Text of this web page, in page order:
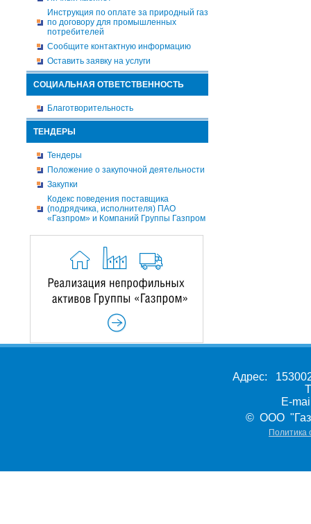
Инструкция по оплате за природный газ
по договору для промышленных
потребителей
Сообщите контактную информацию
Оставить заявку на услуги
СОЦИАЛЬНАЯ ОТВЕТСТВЕННОСТЬ
Благотворительность
ТЕНДЕРЫ
Тендеры
Положение о закупочной деятельности
Закупки
Кодекс поведения поставщика
(подрядчика, исполнителя) ПАО
«Газпром» и Компаний Группы Газпром
Адрес:
E-
© ООО
Политика